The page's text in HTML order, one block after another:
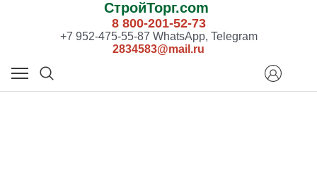
СтройТорг.com
8 800-201-52-73
+7 952-475-55-87 WhatsApp, Telegram
2834583@mail.ru